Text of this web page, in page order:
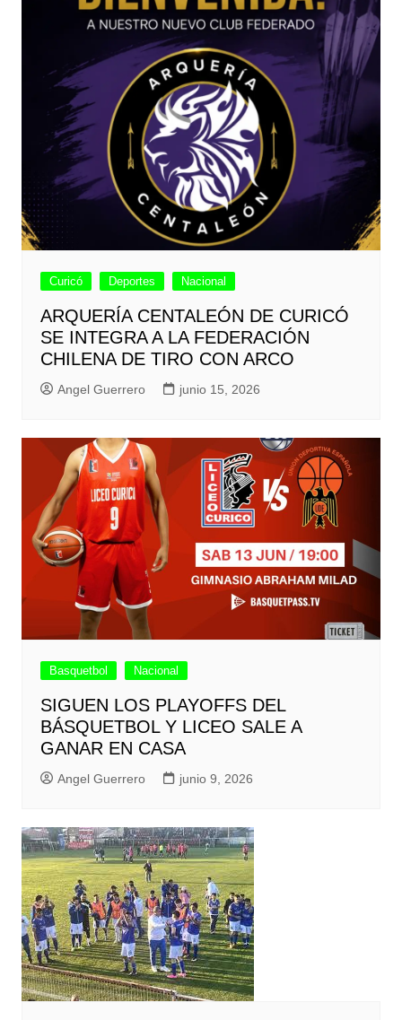
Curicó Deportes Nacional
ARQUERÍA CENTALEÓN DE CURICÓ
SE INTEGRA A LA FEDERACIÓN
CHILENA DE TIRO CON ARCO
Angel Guerrero junio 15, 2026
Basquetbol Nacional
SIGUEN LOS PLAYOFFS DEL
BÁSQUETBOL Y LICEO SALE A
GANAR EN CASA
Angel Guerrero junio 9, 2026